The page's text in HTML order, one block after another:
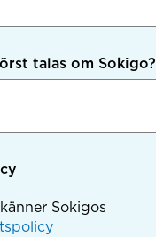
talas om Sokigo?
Sokigos